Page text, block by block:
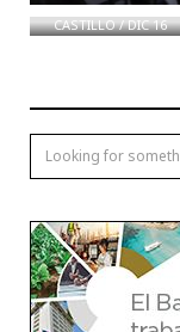
CASTILLO/DIC 16